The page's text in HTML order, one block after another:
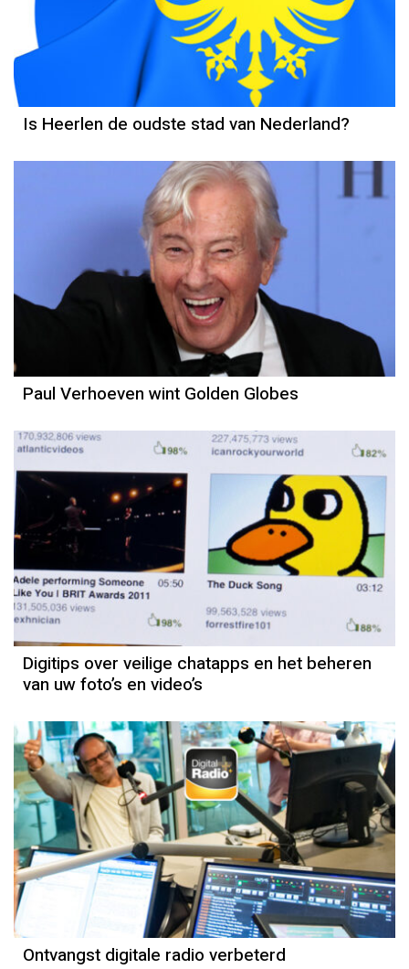
Is Heerlen de oudste stad van Nederland?
Paul Verhoeven wint Golden Globes
Digitips over veilige chatapps en het beheren
van uw foto’s en video’s
Ontvangst digitale radio verbeterd